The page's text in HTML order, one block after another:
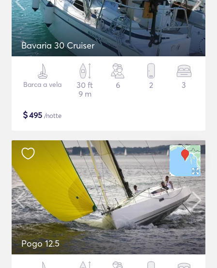
Bavaria 30 Cruiser
Barca a vela
30 ft
9 m
6 2 3
$495 /notte
Pogo 12.5